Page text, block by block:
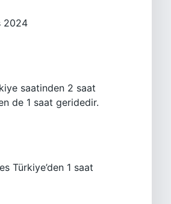
2024
saatinden 2 saat
de 1 saat geridedir.
Türkiye’den 1 saat